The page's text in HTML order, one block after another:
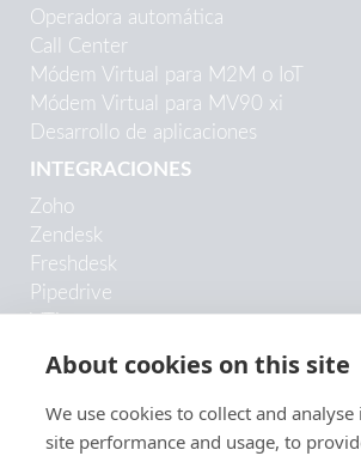
Operadora automática
Call Center
Módem Virtual para M2M o IoT
Módem Virtual para MV90 xi
Desarrollo de aplicaciones
INTEGRACIONES
Zoho
Zendesk
Freshdesk
Pipedrive
Copper
Trengo
HubSpot
About cookies on this site
We use cookies to collect and
site performance and usage, to